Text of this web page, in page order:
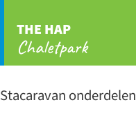
THE HAP
Chaletpark
Stacaravan onderdelen